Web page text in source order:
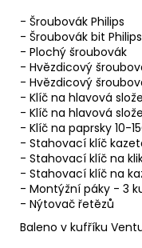
- Šroubovák Philips
- Šroubovák bit Philips
- Plochý šroubovák
- Hvězdicový
- Hvězdicový
- Klíč na hlavová
- Klíč na hlavová
- Klíč na paprsky 10-
- Stahovací klíč
- Stahovací klíč na
- Stahovací klíč na
- Montýžní páky - 3
- Nýtovač řetězů
Baleno v kufříku